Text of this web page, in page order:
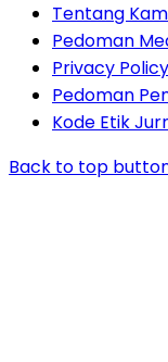
Tentang
Pedoman
Privacy Policy
Pedoman
Kode Etik
Back to top